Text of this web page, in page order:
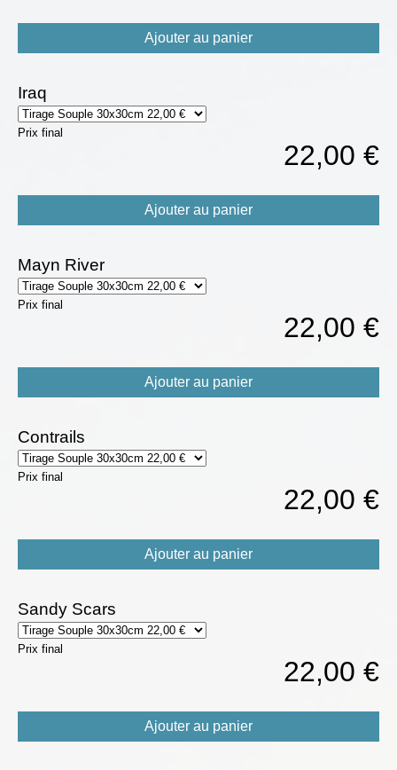
Ajouter au panier
Iraq
22,00 €
Prix final
Ajouter au panier
Mayn River
22,00 €
Prix final
Ajouter au panier
Contrails
22,00 €
Prix final
Ajouter au panier
Sandy Scars
22,00 €
Prix final
Ajouter au panier